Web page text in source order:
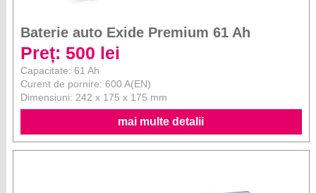
Baterie auto Exide Premium 61 Ah
Preț: 500 lei
Capacitate: 61 Ah
Curent de pornire: 600 A(EN)
Dimensiuni: 242 x 175 x 175 mm
mai multe detalii